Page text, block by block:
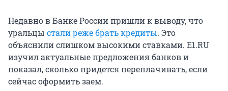
Недавно в Банке России пришли к выводу, что
уральцы стали реже брать кредиты. Это
объяснили слишком высокими ставками. E1.RU
изучил актуальные предложения банков и
показал, сколько придется переплачивать, если
сейчас оформить заем.